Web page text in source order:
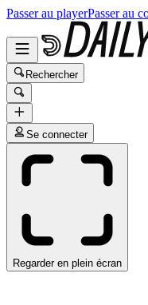
Passer au playerPasser au
Rechercher
Se connecter
Regarder en plein écran